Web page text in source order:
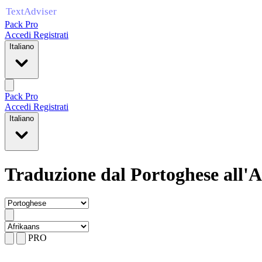
Pack Pro
Accedi Registrati
Italiano
Pack Pro
Accedi Registrati
Italiano
Traduzione dal Portoghese
PRO